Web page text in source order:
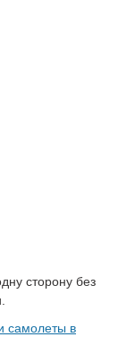
сторону без
самолеты в